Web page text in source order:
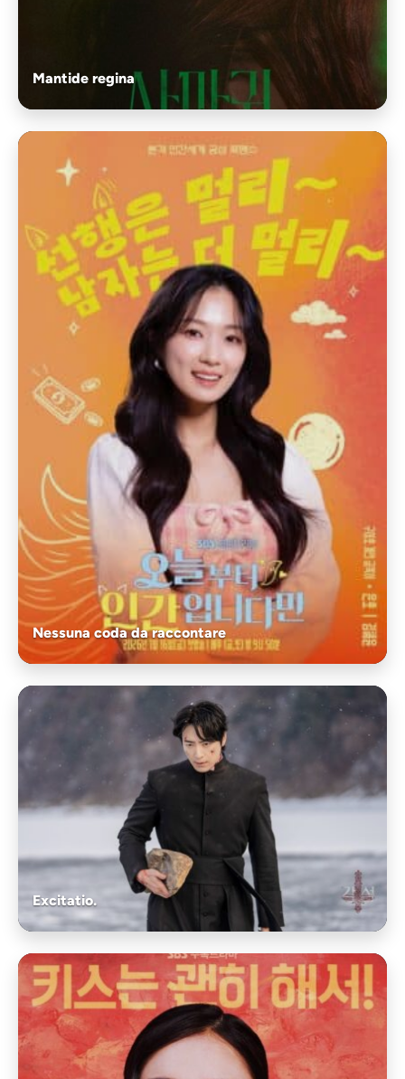
Mantide regina
Nessuna coda da raccontare
Excitatio.